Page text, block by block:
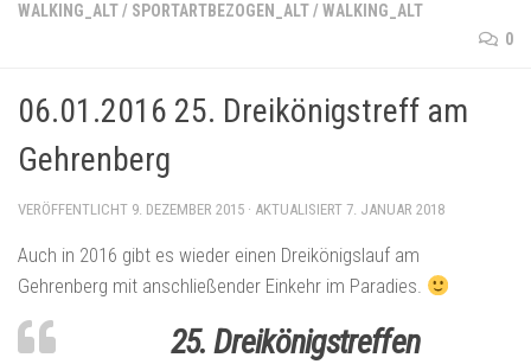
WALKING_ALT/ SPORTARTBEZOGEN_ALT/ WALKING_ALT
0
06.01.2016 25. Dreikönigstreff am
Gehrenberg
VERÖFFENTLICHT 9. DEZEMBER 2015 · AKTUALISIERT 7. JANUAR 2018
Auch in 2016 gibt es wieder einen Dreikönigslauf am
Gehrenberg mit anschließender Einkehr im Paradies.
25. Dreikönigstreffen